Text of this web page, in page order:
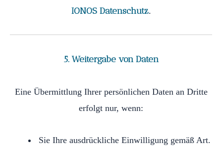
IONOS Datenschutz.
5. Weitergabe von Daten
Eine Übermittlung Ihrer persönlichen Daten an Dritte
erfolgt nur, wenn:
Sie Ihre ausdrückliche Einwilligung gemäß Art.